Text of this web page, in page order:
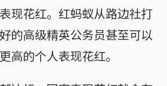
现花红。红蚂蚁从路边社打
的高级精英公务员甚至可以
高的个人表现花红。